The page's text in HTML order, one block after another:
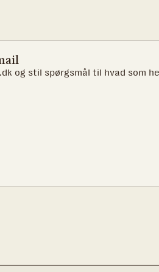
og stil spørgsmål til hvad som